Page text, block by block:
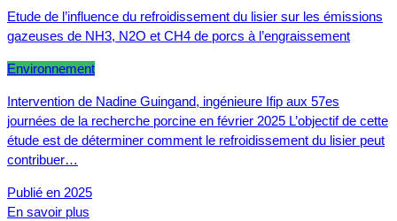
Etude de l’influence du refroidissement du lisier sur les émissions
gazeuses de NH3, N2O et CH4 de porcs à l’engraissement
Environnement
Intervention de Nadine Guingand, ingénieure Ifip aux 57es
journées de la recherche porcine en février 2025 L’objectif de cette
étude est de déterminer comment le refroidissement du lisier peut
contribuer…
Publié en 2025
En savoir plus